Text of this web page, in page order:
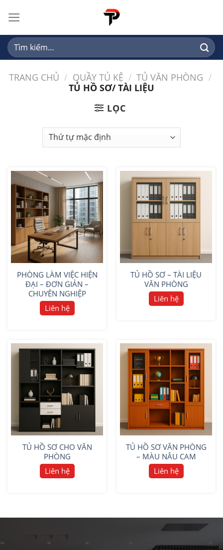
content
Tìm
kiếm:
TRANG CHỦ / QUẦY TỦ KỆ / TỦ VĂN PHÒNG /
TỦ HỒ SƠ/ TÀI LIỆU
LỌC
PHÒNG LÀM VIỆC HIỆN
ĐẠI – ĐƠN GIẢN –
CHUYÊN NGHIỆP
Liên hệ
TỦ HỒ SƠ – TÀI LIỆU
VĂN PHÒNG
Liên hệ
TỦ HỒ SƠ CHO VĂN
PHÒNG
Liên hệ
TỦ HỒ SƠ VĂN PHÒNG
– MÀU NÂU CAM
Liên hệ